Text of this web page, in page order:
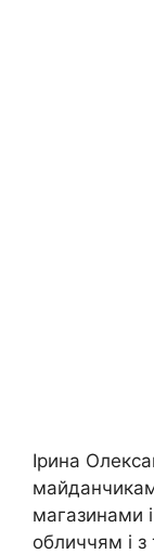
Ірина
магазинами
обличчям і